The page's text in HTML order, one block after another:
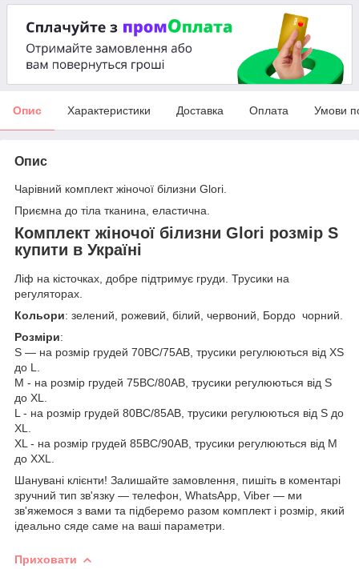
Опис Характеристики Доставка Оплата Умови
Опис
Чарівний комплект жіночої білизни Glori.
Приємна до тіла тканина, еластична.
Комплект жіночої білизни Glori розмір S
купити в Україні
Ліф на кісточках, добре підтримує груди. Трусики на
регуляторах.
Кольори: зелений, рожевий, білий, червоний, Бордо чорний.
Розміри:
S — на розмір грудей 70ВС/75АВ, трусики регулюються від XS
до L.
M - на розмір грудей 75ВС/80АВ, трусики регулюються від S
до XL.
L - на розмір грудей 80BС/85АВ, трусики регулюються від S до
XL.
XL - на розмір грудей 85BC/90AВ, трусики регулюються від M
до XXL.
Шанувані клієнти! Залишайте замовлення, пишіть в коментарі
зручний тип зв'язку — телефон, WhatsApp, Viber — ми
зв'яжемося з вами та підберемо разом комплект і розмір, який
ідеально сяде саме на ваші параметри.
Приховати